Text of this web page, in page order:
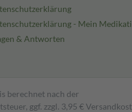
- Mein
& Antworten
berechnet nach der
ggf. zzgl. 3,95 €